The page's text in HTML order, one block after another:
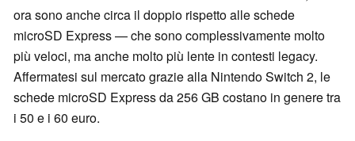
ora sono anche circa il doppio rispetto alle schede
microSD Express — che sono complessivamente molto
più veloci, ma anche molto più lente in contesti legacy.
Affermatesi sul mercato grazie alla Nintendo Switch 2, le
schede microSD Express da 256 GB costano in genere tra
i 50 e i 60 euro.